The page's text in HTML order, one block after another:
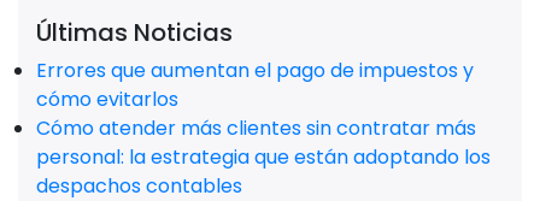
Últimas Noticias
Errores que aumentan el pago de impuestos y
cómo evitarlos
Cómo atender más clientes sin contratar más
personal: la estrategia que están adoptando los
despachos contables